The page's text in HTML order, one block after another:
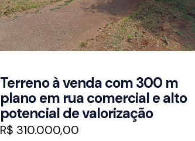
Terreno à venda com 300 m
plano em rua comercial e alto
potencial de valorização
R$ 310.000,00